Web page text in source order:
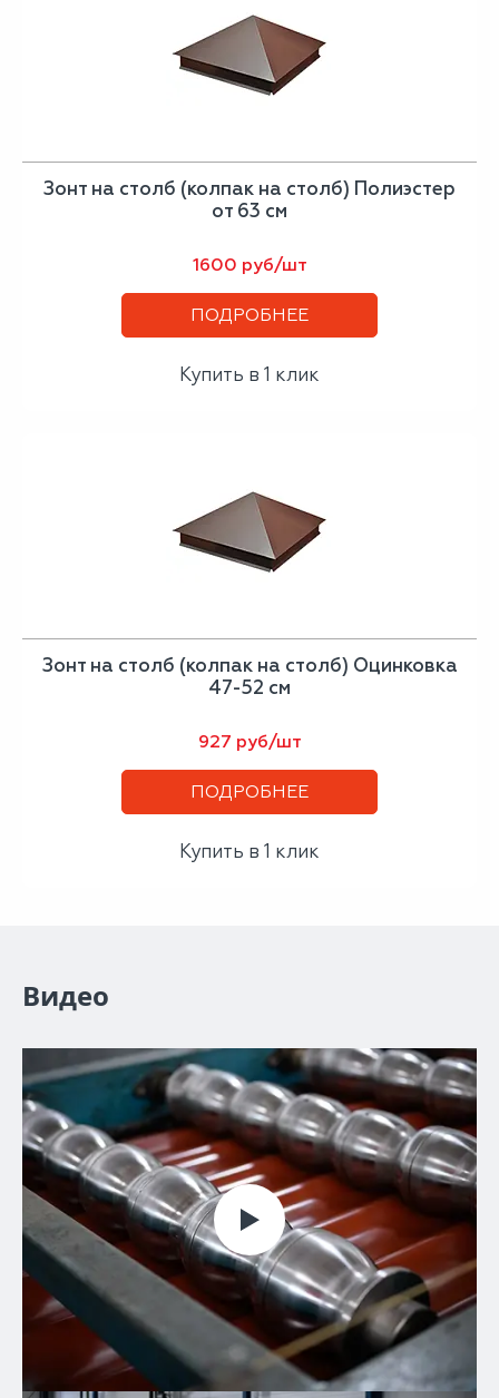
Зонт на столб (колпак на столб) Полиэстер
от 63 см
1600 руб/шт
ПОДРОБНЕЕ
Купить в 1 клик
Зонт на столб (колпак на столб) Оцинковка
47-52 см
927 руб/шт
ПОДРОБНЕЕ
Купить в 1 клик
Видео